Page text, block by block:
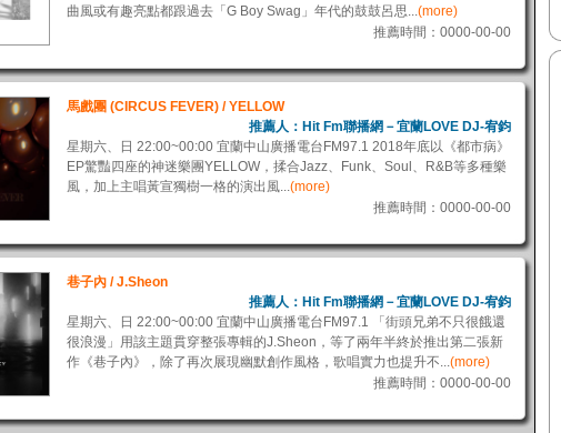
曲風或有趣亮點都跟過去「G Boy Swag」年代的鼓鼓呂思...(more)
推薦時間：0000-00-00
馬戲團 (CIRCUS FEVER) / YELLOW
推薦人：Hit Fm聯播網－宜蘭LOVE DJ-宥鈞
星期六、日 22:00~00:00 宜蘭中山廣播電台FM97.1 2018年底以《都市病》
EP驚豔四座的神迷樂團YELLOW，揉合Jazz、Funk、Soul、R&B等多種樂
風，加上主唱黃宣獨樹一格的演出風...(more)
推薦時間：0000-00-00
巷子內 / J.Sheon
推薦人：Hit Fm聯播網－宜蘭LOVE DJ-宥鈞
星期六、日 22:00~00:00 宜蘭中山廣播電台FM97.1 「街頭兄弟不只很餓還
很浪漫」用該主題貫穿整張專輯的J.Sheon，等了兩年半終於推出第二張新
作《巷子內》，除了再次展現幽默創作風格，歌唱實力也提升不...(more)
推薦時間：0000-00-00